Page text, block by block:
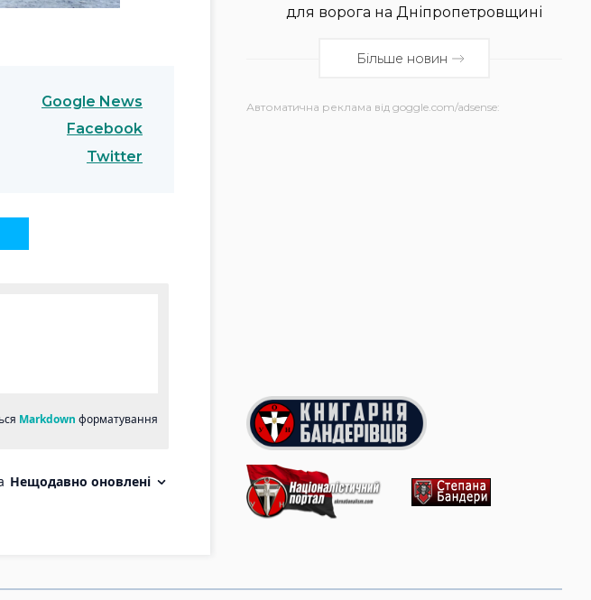
Google News
Facebook
Twitter
для ворога на Дніпропетровщині
Більше новин
Автоматична реклама від goggle.com/adsense: